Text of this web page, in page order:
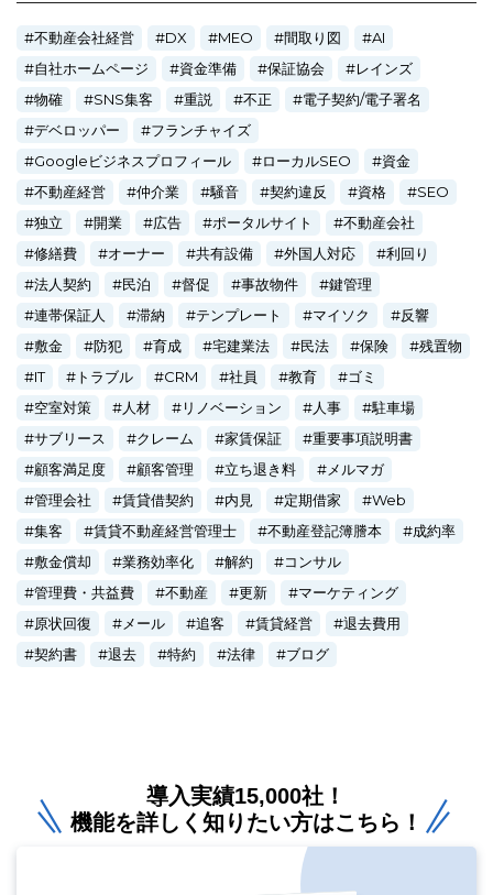
不動産会社経営 DX MEO 間取り図
AI
自社ホームページ
資金準備 保証協会
レインズ
物確
SNS集客 重説 不正
電子契約/電子署名
デベロッパー
フランチャイズ
Googleビジネスプロフィール
ローカルSEO
資金
不動産経営
仲介業 騒音 契約違反 資格
SEO
独立
開業 広告 ポータルサイト
不動産会社
修繕費
オーナー 共有設備 外国人対応
利回り
法人契約
民泊 督促 事故物件
鍵管理
連帯保証人
滞納 テンプレート マイソク
反響
敷金
防犯 育成 宅建業法 民法 保険
残置物
IT
トラブル CRM 社員 教育
ゴミ
空室対策
人材 リノベーション 人事
駐車場
サブリース
クレーム 家賃保証
重要事項説明書
顧客満足度
顧客管理 立ち退き料
メルマガ
管理会社
賃貸借契約 内見 定期借家
Web
集客
賃貸不動産経営管理士 不動産登記簿謄本
成約率
敷金償却
業務効率化 解約
コンサル
管理費・共益費
不動産 更新
マーケティング
原状回復
メール 追客 賃貸経営
退去費用
契約書
退去 特約 法律 ブログ
導入実績15,000社！
機能を詳しく知りたい方はこちら！